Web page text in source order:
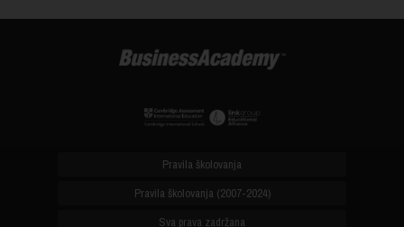
Pravila školovanja
Pravila školovanja (2007-2024)
Sva prava zadržana